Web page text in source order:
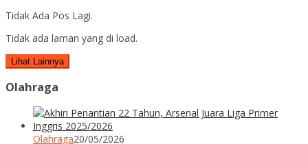
Tidak Ada Pos Lagi.
Tidak ada laman yang di load.
Lihat Lainnya
Olahraga
Olahraga20/05/2026